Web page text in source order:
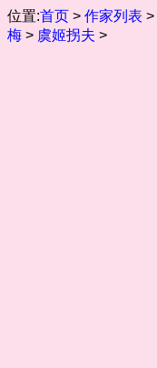
位置:首页 > 作家列表 >
梅 > 虞姬拐夫 >